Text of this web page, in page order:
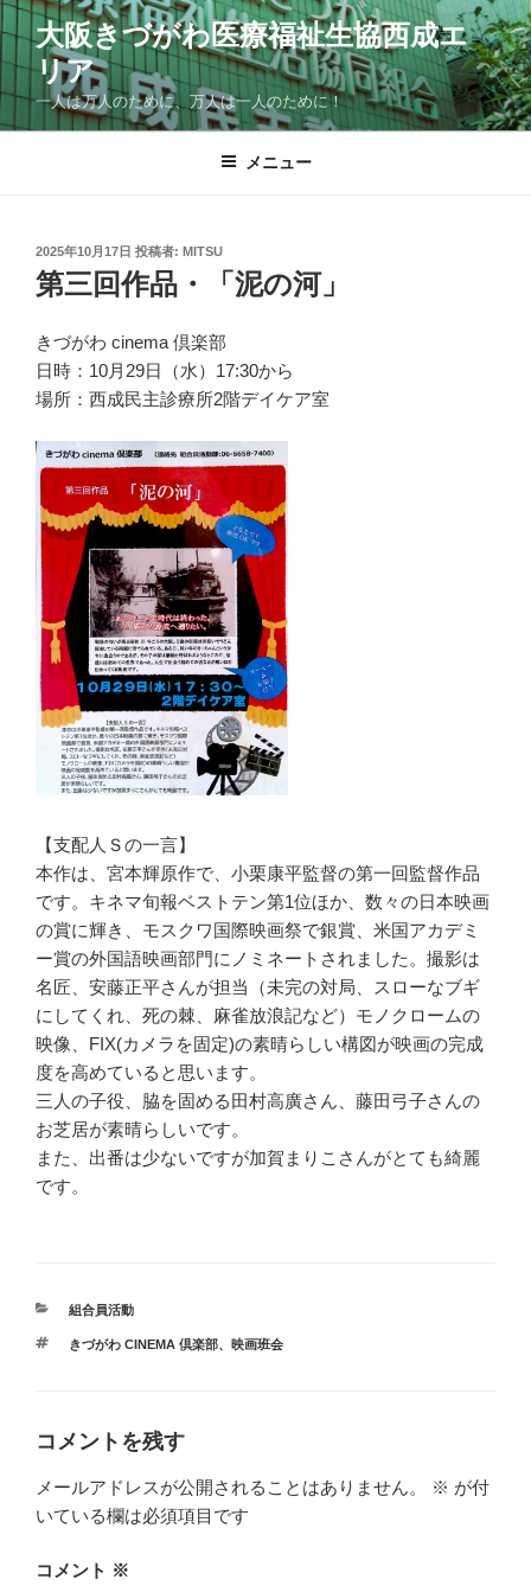
コ
ン
テ
ン
ツ
大阪きづがわ医療福祉生協西成エ
リア
一人は万人のために、万人は一人のために！
メニュー
投
稿
日:
2025年10月17日 投稿者: MITSU
第三回作品・「泥の河」
きづがわ cinema 倶楽部
日時：10月29日（水）17:30から
場所：西成民主診療所2階デイケア室
【支配人Ｓの一言】
本作は、宮本輝原作で、小栗康平監督の第一回監督作品
です。キネマ旬報ベストテン第1位ほか、数々の日本映画
の賞に輝き、モスクワ国際映画祭で銀賞、米国アカデミ
ー賞の外国語映画部門にノミネートされました。撮影は
名匠、安藤正平さんが担当（未完の対局、スローなブギ
にしてくれ、死の棘、麻雀放浪記など）モノクロームの
映像、FIX(カメラを固定)の素晴らしい構図が映画の完成
度を高めていると思います。
三人の子役、脇を固める田村高廣さん、藤田弓子さんの
お芝居が素晴らしいです。
また、出番は少ないですが加賀まりこさんがとても綺麗
です。
カ
ゴ
組合員活動
タ
きづがわ CINEMA 倶楽部、 映画班会
コメントを残す
メールアドレスが公開されることはありません。 ※ が付
いている欄は必須項目です
コメント ※